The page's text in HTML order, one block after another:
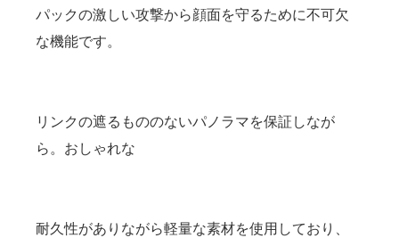
パックの激しい攻撃から顔面を守るために不可欠
な機能です。
リンクの遮るもののないパノラマを保証しなが
ら。おしゃれな
耐久性がありながら軽量な素材を使用しており、